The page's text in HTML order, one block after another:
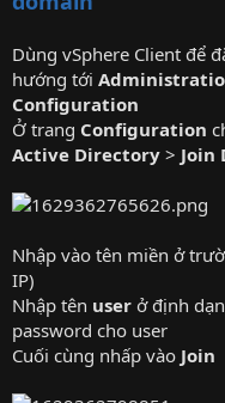
Dùng vSphere Client để
hướng tới
Configuration
Ở trang Configuration
Active Directory > Join
Nhập vào tên miền ở
IP)
Nhập tên user ở định
password cho user
Cuối cùng nhấp vào Join